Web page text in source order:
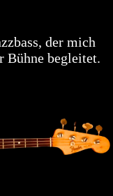
der mich
Bühne begleitet.